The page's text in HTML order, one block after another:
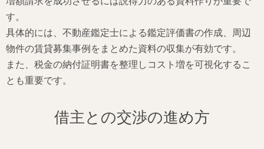
す。
具体的には、不動産鑑定士による鑑定評価書の作成、周辺
物件の賃貸募集事例をまとめた資料の収集が有効です。
また、税金の納付証明書を整理しコスト増を可視化するこ
とも重要です。
借主との交渉の進め方